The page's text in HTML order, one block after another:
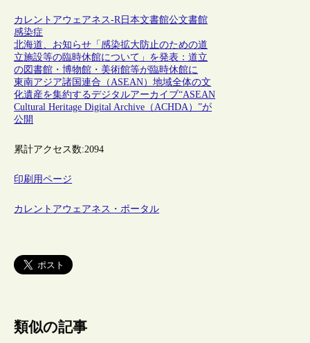
カレントアウェアネス-R 日本文書館公文書館
感染症
北海道、お知らせ「感染拡大防止のための道
立施設等の臨時休館について」を発表：道立
の図書館・博物館・美術館等が臨時休館に
東南アジア諸国連合（ASEAN）地域全体の文
化遺産を集約するデジタルアーカイブ“ASEAN
Cultural Heritage Digital Archive（ACHDA）”が
公開
累計アクセス数:2094
印刷用ページ
カレントアウェアネス・ポータル
類似の記事